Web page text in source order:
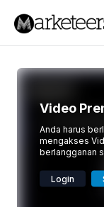
Video
Anda harus
mengakses
berlangganan
Login